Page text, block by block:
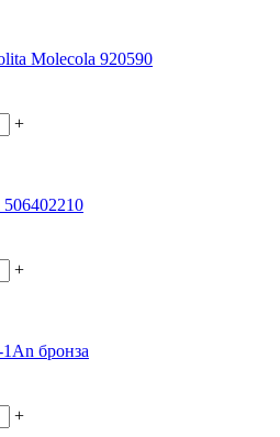
Molecola 920590
+
+
бронза
+